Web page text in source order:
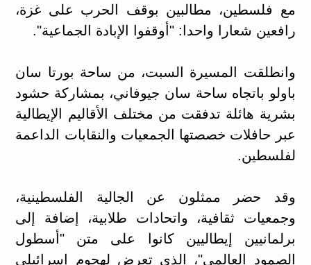
مع فلسطين، مطالبين بوقف الحرب على غزة،
رافعين شعارا واحدا: "أوقفوا الإبادة الجماعية".
وانطلقت المسيرة السبت، من ساحة بورتا سان
باولو باتجاه ساحة سان جيوفاني، بمشاركة حشود
بشرية هائلة تدفقت من مختلف الأقاليم الإيطالية
عبر حافلات خصصتها الجمعيات والنقابات الداعمة
لفلسطين.
وقد حضر ممثلون عن الجالية الفلسطينية،
وجمعيات ثقافية، واتحادات طلابية، إضافة إلى
برلمانيين إيطاليين كانوا على متن "أسطول
الصمود العالمي"، الذي تعرض لهجوم إسرائيلي